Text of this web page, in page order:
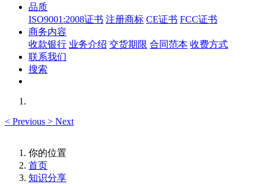
品质
ISO9001:2008证书 注册商标 CE证书 FCC证书
商务内容
收款银行 业务介绍 交货期限 合同范本 收费方式
联系我们
搜索
< Previous > Next
你的位置
首页
知识分享